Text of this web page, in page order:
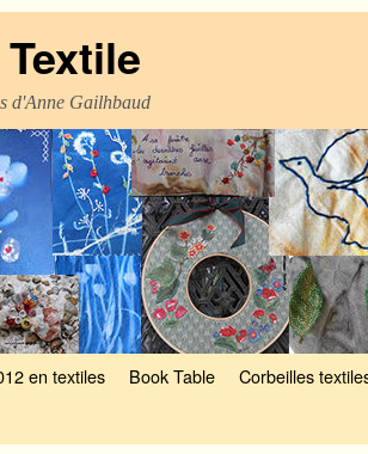
d'Anne Gailhbaud
en textiles Book Table Corbeilles